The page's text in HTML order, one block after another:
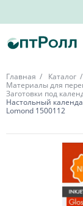
Главная
Каталог
Материалы для
Заготовки под
Настольный
Lomond 1500112